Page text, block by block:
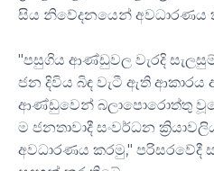
සිය නිවේදනයෙන් අවධාරණය
"පසුගිය ආණ්ඩුවල වැරදි
ජන දිවිය බිඳ වැටී ඇති
ආණ්ඩුවෙන් බලාපොරොත්තු
ම ජනතාවාදී සංවර්ධන
අවධාරණය කරමු," පරිසරවේදී